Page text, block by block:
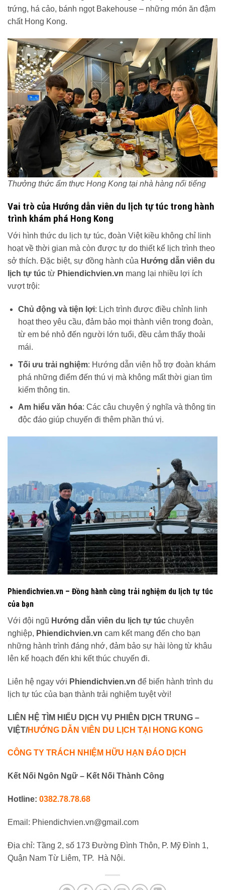
trứng, há cảo, bánh ngọt Bakehouse – những món ăn đậm
chất Hong Kong.
Thưởng thức ẩm thực Hong Kong tại nhà hàng nổi tiếng
Vai trò của Hướng dẫn viên du lịch tự túc trong hành
trình khám phá Hong Kong
Với hình thức du lịch tự túc, đoàn Việt kiều không chỉ linh
hoạt về thời gian mà còn được tự do thiết kế lịch trình theo
sở thích. Đặc biệt, sự đồng hành của Hướng dẫn viên du
lịch tự túc từ Phiendichvien.vn mang lại nhiều lợi ích
vượt trội:
Chủ động và tiện lợi: Lịch trình được điều chỉnh linh
hoạt theo yêu cầu, đảm bảo mọi thành viên trong đoàn,
từ em bé nhỏ đến người lớn tuổi, đều cảm thấy thoải
mái.
Tối ưu trải nghiệm: Hướng dẫn viên hỗ trợ đoàn khám
phá những điểm đến thú vị mà không mất thời gian tìm
kiếm thông tin.
Am hiểu văn hóa: Các câu chuyện ý nghĩa và thông tin
độc đáo giúp chuyến đi thêm phần thú vị.
Phiendichvien.vn – Đồng hành cùng trải nghiệm du lịch tự túc
của bạn
Với đội ngũ Hướng dẫn viên du lịch tự túc chuyên
nghiệp, Phiendichvien.vn cam kết mang đến cho bạn
những hành trình đáng nhớ, đảm bảo sự hài lòng từ khâu
lên kế hoạch đến khi kết thúc chuyến đi.
Liên hệ ngay với Phiendichvien.vn để biến hành trình du
lịch tự túc của bạn thành trải nghiệm tuyệt vời!
LIÊN HỆ TÌM HIỂU DỊCH VỤ PHIÊN DỊCH TRUNG –
VIỆT/HƯỚNG DẪN VIÊN DU LỊCH TẠI HONG KONG
CÔNG TY TRÁCH NHIỆM HỮU HẠN ĐÁO DỊCH
Kết Nối Ngôn Ngữ – Kết Nối Thành Công
Hotline: 0382.78.78.68
Email: Phiendichvien.vn@gmail.com
Địa chỉ: Tầng 2, số 173 Đường Đình Thôn, P. Mỹ Đình 1,
Quận Nam Từ Liêm, TP. Hà Nội.